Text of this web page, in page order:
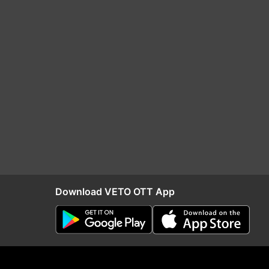
Download VETO OTT App